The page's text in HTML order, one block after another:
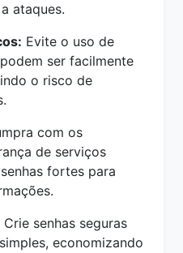
ataques.
Evite o uso de
ser facilmente
o risco de
com os
de serviços
fortes para
Crie senhas seguras
economizando